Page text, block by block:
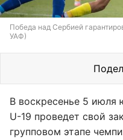
Победа над Сербией
УАФ)
В воскресенье 5 июля
U-19 проведет свой
групповом этапе